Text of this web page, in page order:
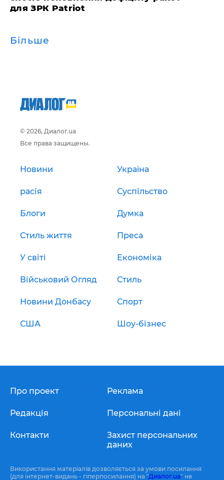
для ЗРК Patriot
Більше
© 2026, Диалог.ua
Все права защищены.
Новини Україна
расія Суспільство
Блоги Думка
Стиль життя Преса
У світі Економіка
Військовий Огляд Стиль
Новини Донбасу Спорт
США Шоу-бізнес
Про проект
Редакція
Контакти
Реклама
Персональні дані
Захист персональних
даних
Використання матеріалів дозволяється за умови посилання
(для інтернет-видань - гіперпосилання) на "Диалог.ua" не